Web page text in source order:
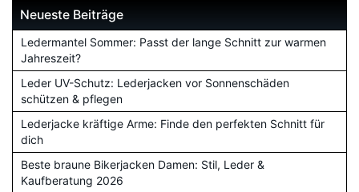
Neueste Beiträge
Ledermantel Sommer: Passt der lange Schnitt zur warmen
Jahreszeit?
Leder UV-Schutz: Lederjacken vor Sonnenschäden
schützen & pflegen
Lederjacke kräftige Arme: Finde den perfekten Schnitt für
dich
Beste braune Bikerjacken Damen: Stil, Leder &
Kaufberatung 2026